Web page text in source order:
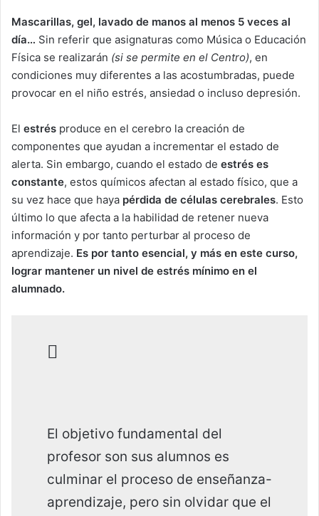
Mascarillas, gel, lavado de manos al menos 5 veces al
día… Sin referir que asignaturas como Música o Educación
Física se realizarán (si se permite en el Centro), en
condiciones muy diferentes a las acostumbradas, puede
provocar en el niño estrés, ansiedad o incluso depresión.
El estrés produce en el cerebro la creación de
componentes que ayudan a incrementar el estado de
alerta. Sin embargo, cuando el estado de estrés es
constante, estos químicos afectan al estado físico, que a
su vez hace que haya pérdida de células cerebrales. Esto
último lo que afecta a la habilidad de retener nueva
información y por tanto perturbar al proceso de
aprendizaje. Es por tanto esencial, y más en este curso,
lograr mantener un nivel de estrés mínimo en el
alumnado.
El objetivo fundamental del
profesor son sus alumnos es
culminar el proceso de enseñanza-
aprendizaje, pero sin olvidar que el